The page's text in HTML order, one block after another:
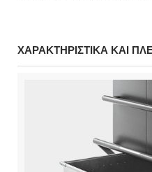
ΧΑΡΑΚΤΗΡΙΣΤΙΚΑ ΚΑΙ